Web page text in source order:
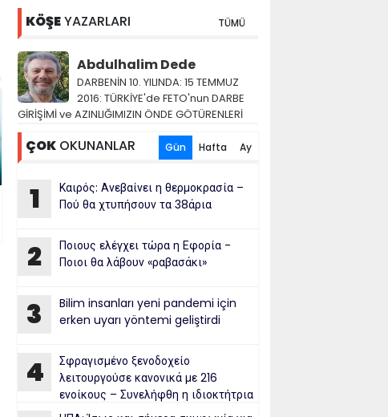
KÖŞEYAZARLARI TÜMÜ
Abdulhalim Dede
DARBENİN 10. YILINDA: 15 TEMMUZ
2016: TÜRKİYE'de FETO'nun DARBE
GİRİŞİMİ ve AZINLIĞIMIZIN ÖNDE GÖTÜRENLERİ
ÇOK OKUNANLAR Gün Hafta Ay
1
Καιρός: Ανεβαίνει η θερμοκρασία –
Πού θα χτυπήσουν τα 38άρια
2
Ποιους ελέγχει τώρα η Εφορία -
Ποιοι θα λάβουν «ραβασάκι»
3
Bilim insanları yeni pandemi için
erken uyarı yöntemi geliştirdi
4
Σφραγισμένο ξενοδοχείο
λειτουργούσε κανονικά με 216
ενοίκους – Συνελήφθη η ιδιοκτήτρια